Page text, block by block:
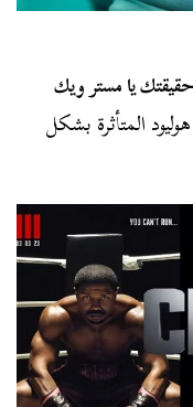
يا مستر ويك
المتأثرة بشكل